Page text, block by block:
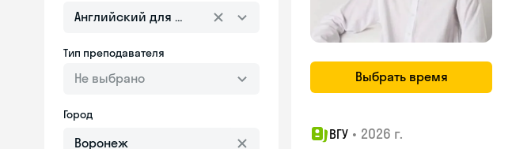
Английский для взрослых
Тип преподавателя
Не выбрано
Город
Выбрать время
ВГУ • 2026 г.